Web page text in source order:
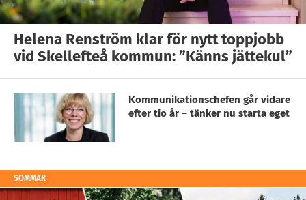
Helena Renström klar för nytt toppjobb
vid Skellefteå kommun: ”Känns jättekul”
Kommunikationschefen går vidare
efter tio år – tänker nu starta eget
SOMMAR